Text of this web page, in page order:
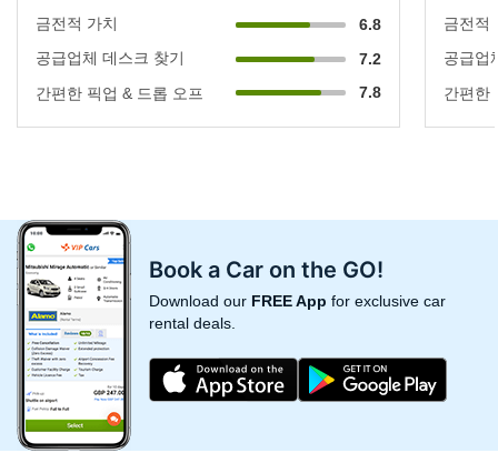
금전적 가치
6.8
공급업체 데스크 찾기
7.2
간편한 픽업 & 드롭 오프
7.8
금전적
공급업
간편한
Book a Car on the GO!
Download our FREE App for exclusive car
rental deals.